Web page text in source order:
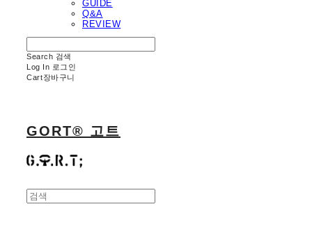
GUIDE
Q&A
REVIEW
Search 검색
Log In 로그인
Cart장바구니
GORT® 고트